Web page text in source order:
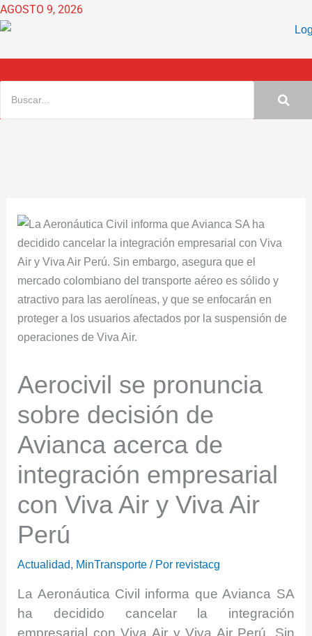
Ir
al
AGOSTO 9, 2026
Aerocivil se pronuncia
sobre decisión de
Avianca acerca de
integración empresarial
con Viva Air y Viva Air
Perú
Actualidad, MinTransporte / Por revistacg
La Aeronáutica Civil informa que Avianca SA
ha decidido cancelar la integración
empresarial con Viva Air y Viva Air Perú. Sin